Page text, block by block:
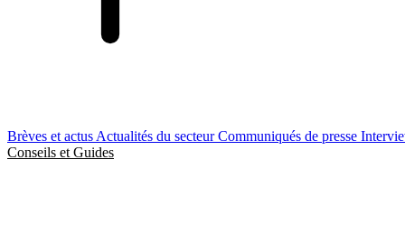
Brèves et actus Actualités du secteurCommuniqués de presse
Conseils et Guides